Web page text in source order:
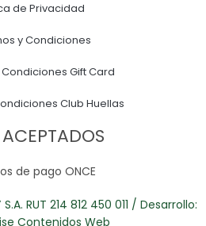
de Privacidad
y Condiciones
Gift Card
Club Huellas
RUT 214 812 450 011 / Desarrollo:
Contenidos Web